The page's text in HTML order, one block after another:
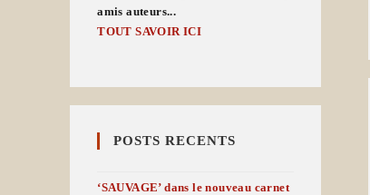
amis auteurs...
TOUT SAVOIR ICI
POSTS RECENTS
‘SAUVAGE’ dans le nouveau carnet